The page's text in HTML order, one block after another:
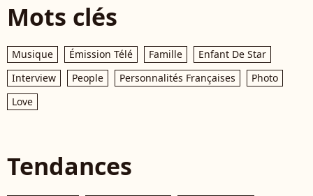
Mots clés
Musique Émission Télé Famille
Enfant De Star
Interview
People Personnalités Françaises
Photo
Love
Tendances